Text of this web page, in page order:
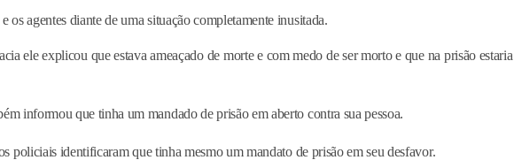
os agentes diante de uma situação completamente inusitada.
ele explicou que estava ameaçado de morte e com medo de ser morto e que na prisão estaria
informou que tinha um mandado de prisão em aberto contra sua pessoa.
policiais identificaram que tinha mesmo um mandato de prisão em seu desfavor.